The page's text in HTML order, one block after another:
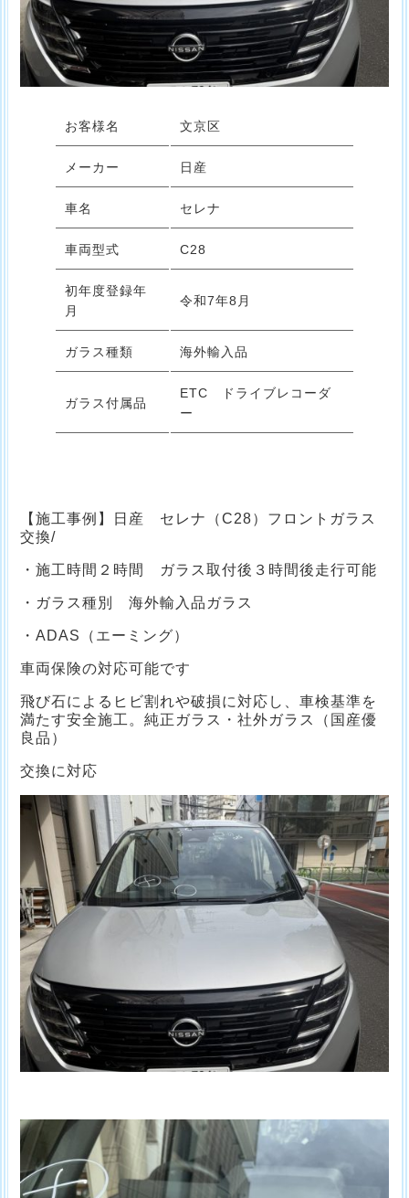
お客様名 文京区
メーカー 日産
車名 セレナ
車両型式 C28
初年度登録年
月
令和7年8月
ガラス種類 海外輸入品
ガラス付属品
ETC ドライブレコーダ
ー
【施工事例】日産 セレナ（C28）フロントガラス
交換/
・施工時間２時間 ガラス取付後３時間後走行可能
・ガラス種別 海外輸入品ガラス
・ADAS（エーミング）
車両保険の対応可能です
飛び石によるヒビ割れや破損に対応し、車検基準を
満たす安全施工。純正ガラス・社外ガラス（国産優
良品）
交換に対応